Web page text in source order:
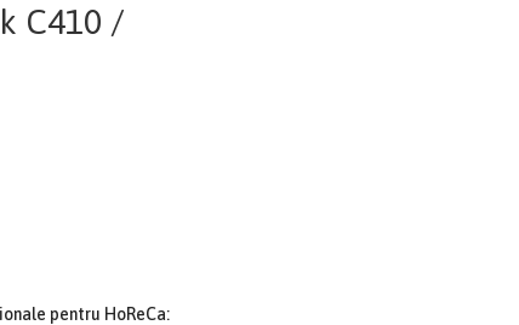
C410 /
pentru HoReCa: